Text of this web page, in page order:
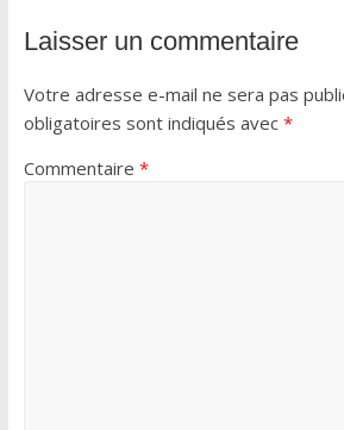
Laisser un commentaire
Votre adresse e-mail ne sera pas
obligatoires sont indiqués avec *
Commentaire *